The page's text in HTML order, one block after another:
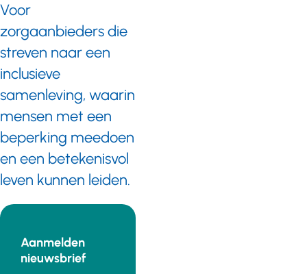
Voor
zorgaanbieders die
streven naar een
inclusieve
samenleving, waarin
mensen met een
beperking meedoen
en een betekenisvol
leven kunnen leiden.
Aanmelden
nieuwsbrief